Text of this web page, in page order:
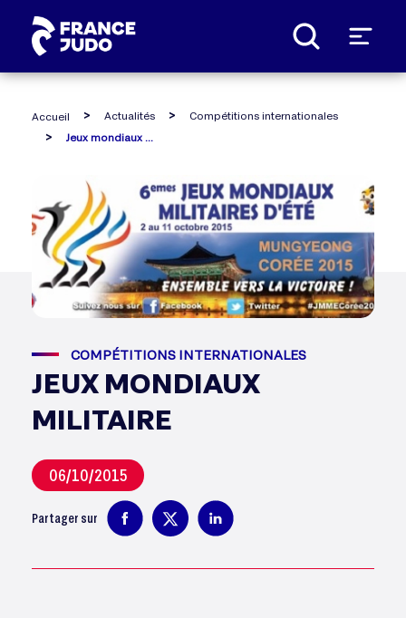
Accueil Actualités
Compétitions internationales
COMPÉTITIONS INTERNATIONALES
JEUX MONDIAUX
MILITAIRE
06/10/2015
Partager sur